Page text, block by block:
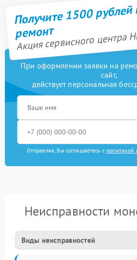
Получите 1500
ремонт
Акция сервисного центра
При оформлении заявки на
сайт,
действует персональная
Отправляя, Вы соглашаетесь с политикой
Неисправности
Виды неисправностей